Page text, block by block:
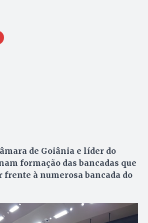
de Goiânia e líder do
formação das bancadas que
frente à numerosa bancada do